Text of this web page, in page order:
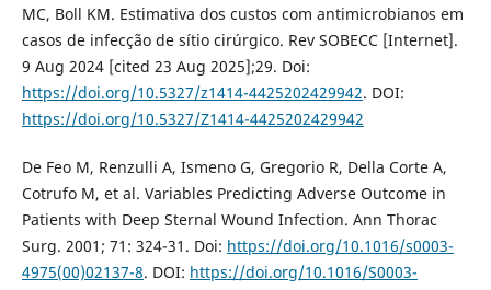
MC, Boll KM. Estimativa dos custos com antimicrobianos em
casos de infecção de sítio cirúrgico. Rev SOBECC [Internet].
9 Aug 2024 [cited 23 Aug 2025];29. Doi:
https://doi.org/10.5327/z1414-4425202429942. DOI:
https://doi.org/10.5327/Z1414-4425202429942
De Feo M, Renzulli A, Ismeno G, Gregorio R, Della Corte A,
Cotrufo M, et al. Variables Predicting Adverse Outcome in
Patients with Deep Sternal Wound Infection. Ann Thorac
Surg. 2001; 71: 324-31. Doi: https://doi.org/10.1016/s0003-
4975(00)02137-8. DOI: https://doi.org/10.1016/S0003-